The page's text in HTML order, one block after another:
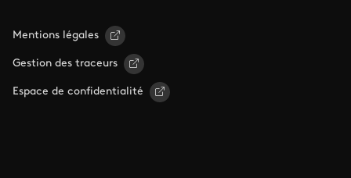
Mentions légales
Gestion des traceurs
Espace de confidentialité